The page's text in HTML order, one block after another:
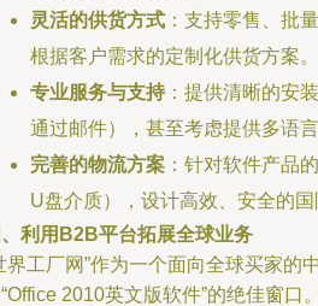
灵活的供货方式 ：支持零售、批
根据客户需求的定制化供货方案。
专业服务与支持：提供清晰的安
通过邮件），甚至考虑提供多语
完善的物流方案 ：针对软件产品
U盘介质），设计高效、安全的国
利用B2B平台拓展全球业务
界工厂网”作为一个面向全球买家的
2010英文版软件”的绝佳窗口